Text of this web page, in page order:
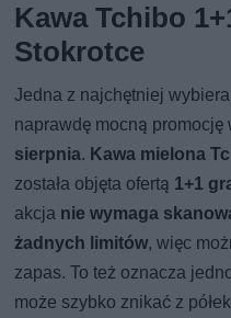
Kawa Tchibo
Stokrotce
Jedna z najchętniej
naprawdę mocną promocję
sierpnia. Kawa mielona
została objęta ofertą 1+1
akcja nie wymaga
żadnych limitów, więc
zapas. To też oznacza
może szybko znikać z